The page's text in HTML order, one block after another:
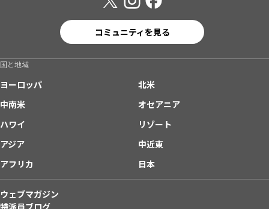
コミュニティを見る
国と地域
ヨーロッパ
北米
中南米
オセアニア
ハワイ
リゾート
アジア
中近東
アフリカ
日本
ウェブマガジン
特派員ブログ